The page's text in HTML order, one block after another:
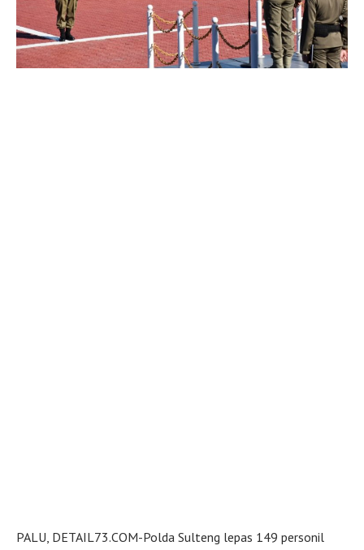
PALU, DETAIL73.COM-Polda Sulteng lepas 149 personil